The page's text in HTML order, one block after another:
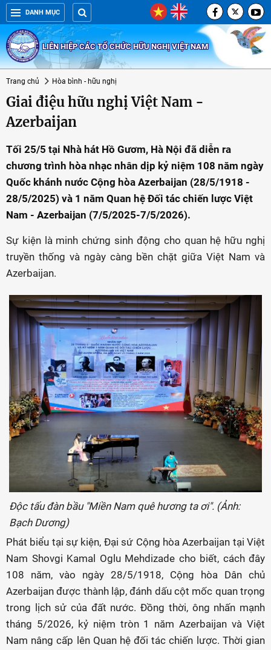
DANH MỤC
LIÊN HIỆP CÁC TỔ CHỨC HỮU NGHỊ VIỆT NAM
Trang chủ Hòa bình - hữu nghị
Giai điệu hữu nghị Việt Nam -
Azerbaijan
Tối 25/5 tại Nhà hát Hồ Gươm, Hà Nội đã diễn ra
chương trình hòa nhạc nhân dịp kỷ niệm 108 năm ngày
Quốc khánh nước Cộng hòa Azerbaijan (28/5/1918 -
28/5/2025) và 1 năm Quan hệ Đối tác chiến lược Việt
Nam - Azerbaijan (7/5/2025-7/5/2026).
Sự kiện là minh chứng sinh động cho quan hệ hữu nghị
truyền thống và ngày càng bền chặt giữa Việt Nam và
Azerbaijan.
Độc tấu đàn bầu "Miền Nam quê hương ta ơi". (Ảnh:
Bạch Dương)
Phát biểu tại sự kiện, Đại sứ Cộng hòa Azerbaijan tại Việt
Nam Shovgi Kamal Oglu Mehdizade cho biết, cách đây
108 năm, vào ngày 28/5/1918, Cộng hòa Dân chủ
Azerbaijan được thành lập, đánh dấu cột mốc quan trọng
trong lịch sử của đất nước. Đồng thời, ông nhấn mạnh
tháng 5/2026, kỷ niệm tròn 1 năm Azerbaijan và Việt
Nam nâng cấp lên Quan hệ đối tác chiến lược. Thời gian